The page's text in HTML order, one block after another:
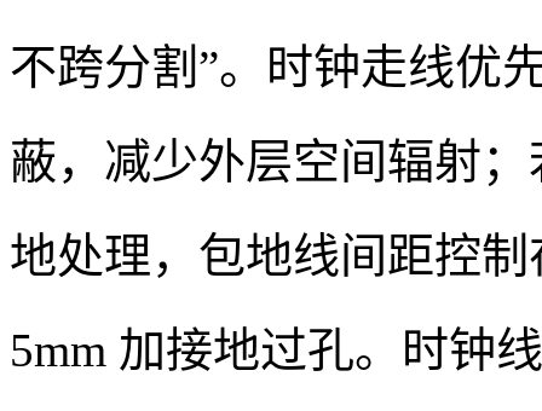
不跨分割”。时钟走线优
蔽，减少外层空间辐射
地处理，包地线间距控
5mm 加接地过孔。时钟